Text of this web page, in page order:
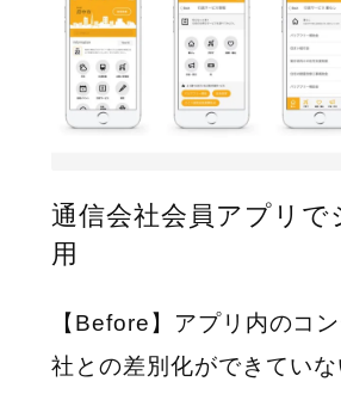
通信会社会員アプリで
用
【Before】アプリ内のコ
社との差別化ができてい